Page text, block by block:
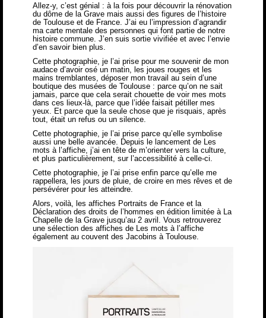
Allez-y, c’est génial : à la fois pour découvrir la rénovation
du dôme de la Grave mais aussi des figures de l’histoire
de Toulouse et de France. J’ai eu l’impression d’agrandir
ma carte mentale des personnes qui font partie de notre
histoire commune. J’en suis sortie vivifiée et avec l’envie
d’en savoir bien plus.
Cette photographie, je l’ai prise pour me souvenir de mon
audace d’avoir osé un matin, les joues rouges et les
mains tremblantes, déposer mon travail au sein d’une
boutique des musées de Toulouse : parce qu’on ne sait
jamais, parce que cela serait chouette de voir mes mots
dans ces lieux-là, parce que l’idée faisait pétiller mes
yeux. Et parce que la seule chose que je risquais, après
tout, était un refus ou un silence.
Cette photographie, je l’ai prise parce qu’elle symbolise
aussi une belle avancée. Depuis le lancement de Les
mots à l’affiche, j’ai en tête de m’orienter vers la culture,
et plus particulièrement, sur l’accessibilité à celle-ci.
Cette photographie, je l’ai prise enfin parce qu’elle me
rappellera, les jours de pluie, de croire en mes rêves et de
persévérer pour les atteindre.
Alors, voilà, les affiches Portraits de France et la
Déclaration des droits de l’hommes en édition limitée à La
Chapelle de la Grave jusqu’au 2 avril. Vous retrouverez
une sélection des affiches de Les mots à l’affiche
également au couvent des Jacobins à Toulouse.